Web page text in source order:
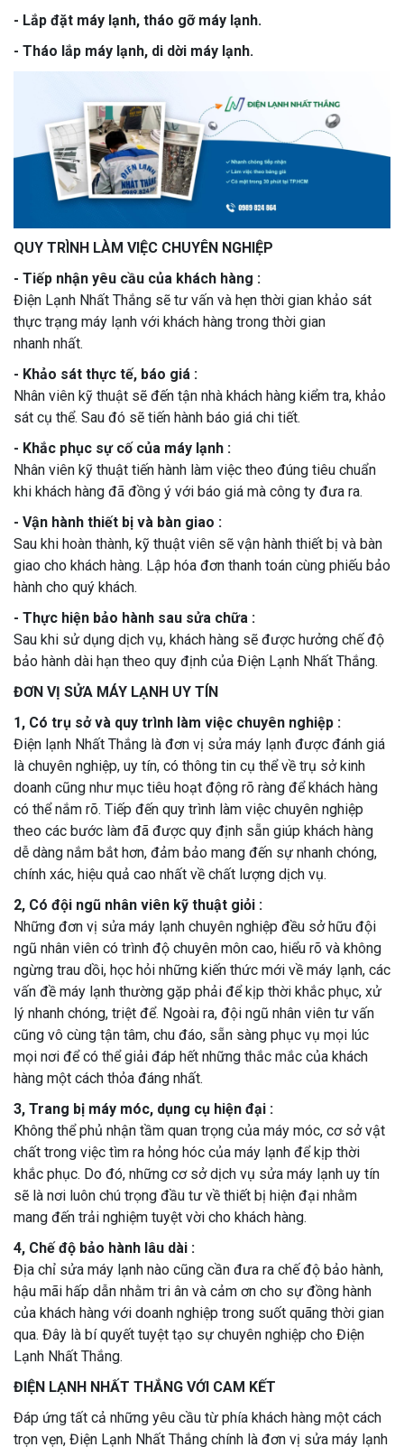
- Lắp đặt máy lạnh, tháo gỡ máy lạnh.
- Tháo lắp máy lạnh, di dời máy lạnh.
QUY TRÌNH LÀM VIỆC CHUYÊN NGHIỆP
- Tiếp nhận yêu cầu của khách hàng :
Điện Lạnh Nhất Thắng sẽ tư vấn và hẹn thời gian khảo sát
thực trạng máy lạnh với khách hàng trong thời gian
nhanh nhất.
- Khảo sát thực tế, báo giá :
Nhân viên kỹ thuật sẽ đến tận nhà khách hàng kiểm tra, khảo
sát cụ thể. Sau đó sẽ tiến hành báo giá chi tiết.
- Khắc phục sự cố của máy lạnh :
Nhân viên kỹ thuật tiến hành làm việc theo đúng tiêu chuẩn
khi khách hàng đã đồng ý với báo giá mà công ty đưa ra.
- Vận hành thiết bị và bàn giao :
Sau khi hoàn thành, kỹ thuật viên sẽ vận hành thiết bị và bàn
giao cho khách hàng. Lập hóa đơn thanh toán cùng phiếu bảo
hành cho quý khách.
- Thực hiện bảo hành sau sửa chữa :
Sau khi sử dụng dịch vụ, khách hàng sẽ được hưởng chế độ
bảo hành dài hạn theo quy định của Điện Lạnh Nhất Thắng.
ĐƠN VỊ SỬA MÁY LẠNH UY TÍN
1, Có trụ sở và quy trình làm việc chuyên nghiệp :
Điện lạnh Nhất Thắng là đơn vị sửa máy lạnh được đánh giá
là chuyên nghiệp, uy tín, có thông tin cụ thể về trụ sở kinh
doanh cũng như mục tiêu hoạt động rõ ràng để khách hàng
có thể nắm rõ. Tiếp đến quy trình làm việc chuyên nghiệp
theo các bước làm đã được quy định sẵn giúp khách hàng
dễ dàng nắm bắt hơn, đảm bảo mang đến sự nhanh chóng,
chính xác, hiệu quả cao nhất về chất lượng dịch vụ.
2, Có đội ngũ nhân viên kỹ thuật giỏi :
Những đơn vị sửa máy lạnh chuyên nghiệp đều sở hữu đội
ngũ nhân viên có trình độ chuyên môn cao, hiểu rõ và không
ngừng trau dồi, học hỏi những kiến thức mới về máy lạnh, các
vấn đề máy lạnh thường gặp phải để kịp thời khắc phục, xử
lý nhanh chóng, triệt để. Ngoài ra, đội ngũ nhân viên tư vấn
cũng vô cùng tận tâm, chu đáo, sẵn sàng phục vụ mọi lúc
mọi nơi để có thể giải đáp hết những thắc mắc của khách
hàng một cách thỏa đáng nhất.
3, Trang bị máy móc, dụng cụ hiện đại :
Không thể phủ nhận tầm quan trọng của máy móc, cơ sở vật
chất trong việc tìm ra hỏng hóc của máy lạnh để kịp thời
khắc phục. Do đó, những cơ sở dịch vụ sửa máy lạnh uy tín
sẽ là nơi luôn chú trọng đầu tư về thiết bị hiện đại nhằm
mang đến trải nghiệm tuyệt vời cho khách hàng.
4, Chế độ bảo hành lâu dài :
Địa chỉ sửa máy lạnh nào cũng cần đưa ra chế độ bảo hành,
hậu mãi hấp dẫn nhằm tri ân và cảm ơn cho sự đồng hành
của khách hàng với doanh nghiệp trong suốt quãng thời gian
qua. Đây là bí quyết tuyệt tạo sự chuyên nghiệp cho Điện
Lạnh Nhất Thắng.
ĐIỆN LẠNH NHẤT THẮNG VỚI CAM KẾT
Đáp ứng tất cả những yêu cầu từ phía khách hàng một cách
trọn vẹn, Điện Lạnh Nhất Thắng chính là đơn vị sửa máy lạnh